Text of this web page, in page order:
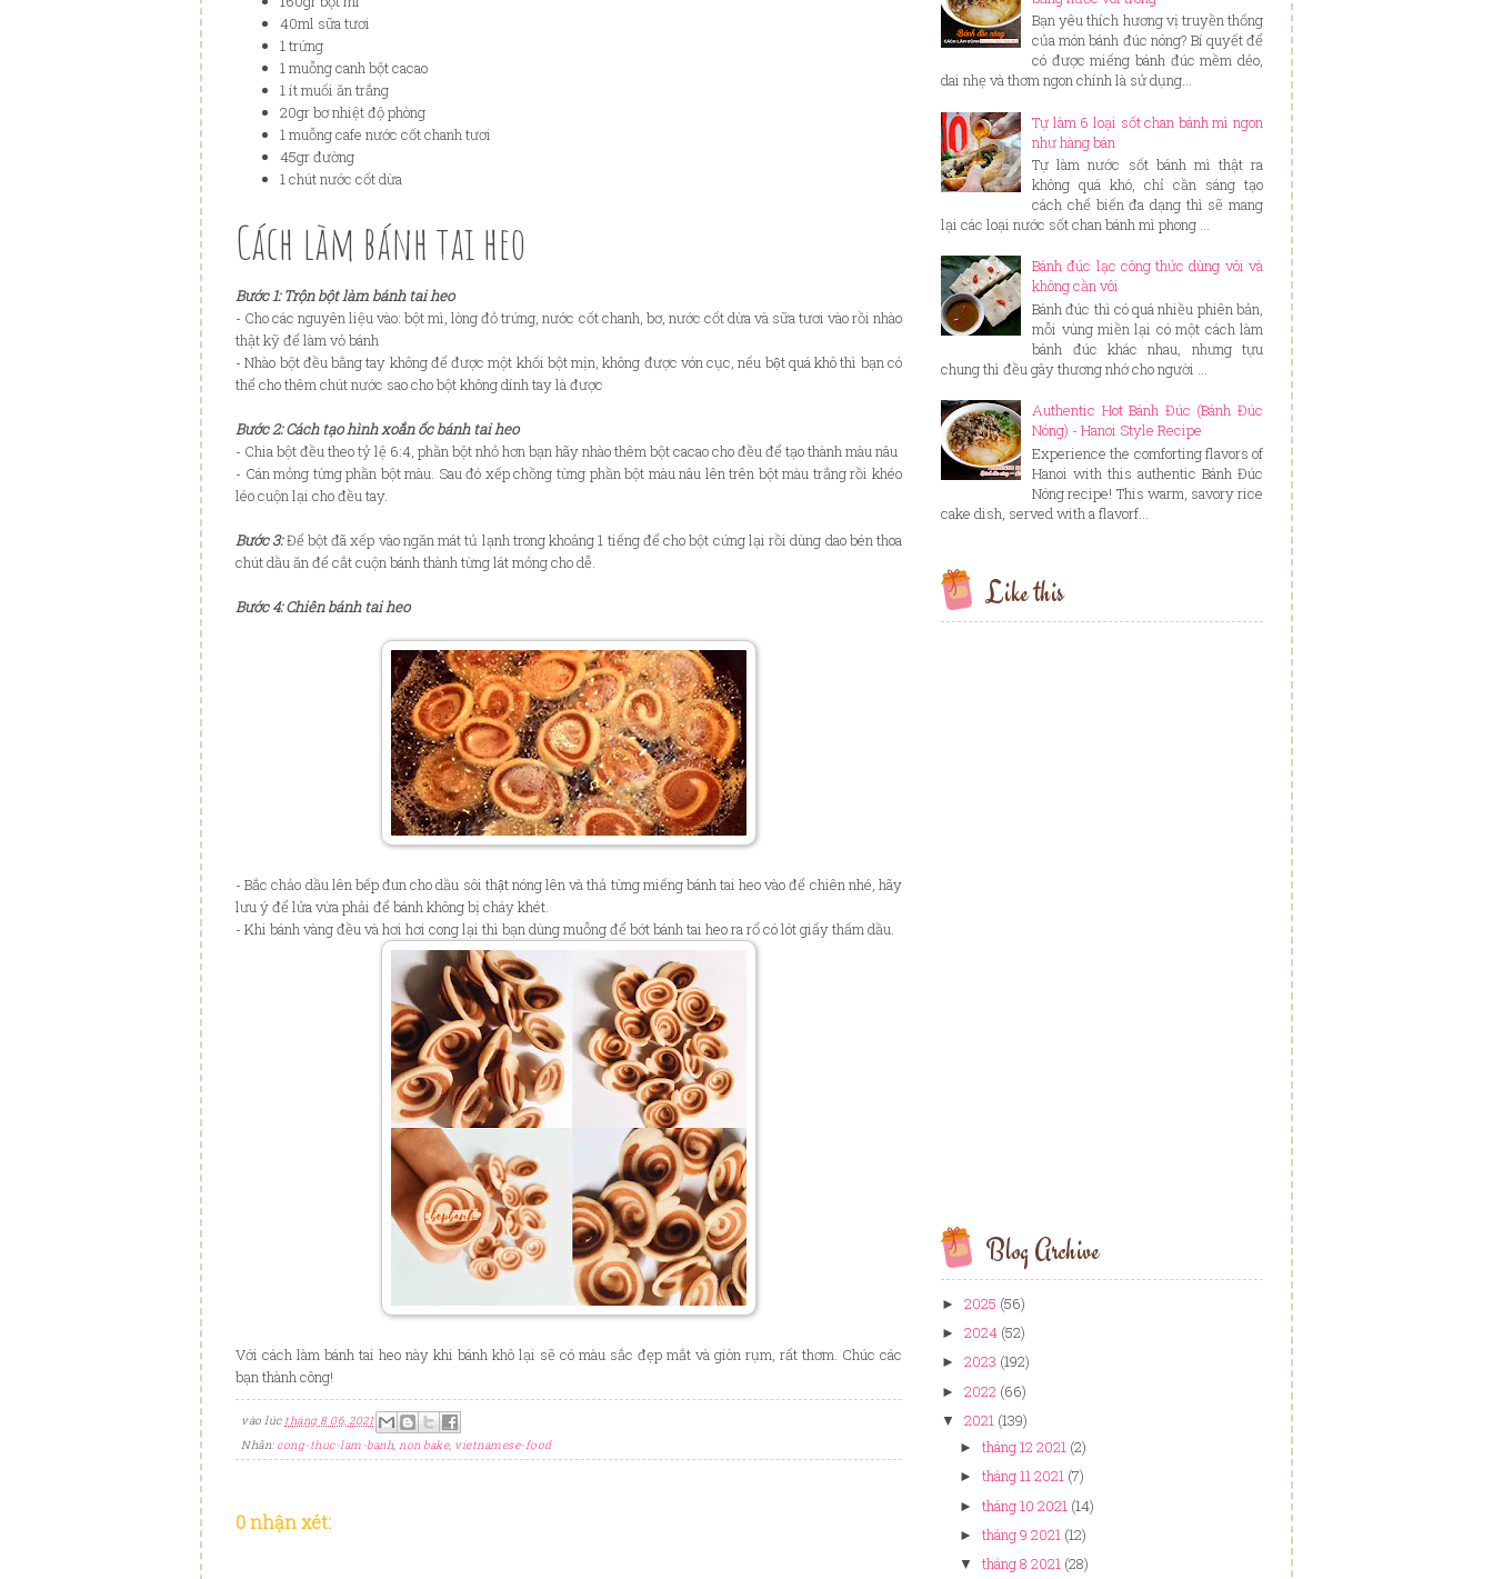
40ml sữa tươi
1 trứng
1 muỗng canh bột cacao
1 ít muối ăn trắng
20gr bơ nhiệt độ phòng
1 muỗng cafe nước cốt chanh tươi
45gr đường
1 chút nước cốt dừa
Cách làm bánh tai heo
Bước 1: Trộn bột làm bánh tai heo
- Cho các nguyên liệu vào: bột mì, lòng đỏ trứng, nước cốt chanh, bơ, nước cốt dừa và sữa tươi vào rồi nhào
thật kỹ để làm vỏ bánh
- Nhào bột đều bằng tay không để được một khối bột mịn, không được vón cục, nếu bột quá khô thì bạn có
thể cho thêm chút nước sao cho bột không dính tay là được
Bước 2: Cách tạo hình xoắn ốc bánh tai heo
- Chia bột đều theo tỷ lệ 6:4, phần bột nhỏ hơn bạn hãy nhào thêm bột cacao cho đều để tạo thành màu nâu
- Cán mỏng từng phần bột màu. Sau đó xếp chồng từng phần bột màu nâu lên trên bột màu trắng rồi khéo
léo cuộn lại cho đều tay.
Bước 3:Để bột đã xếp vào ngăn mát tủ lạnh trong khoảng 1 tiếng để cho bột cứng lại rồi dùng dao bén thoa
chút dầu ăn để cắt cuộn bánh thành từng lát mỏng cho dễ.
Bước 4: Chiên bánh tai heo
- Bắc chảo dầu lên bếp đun cho dầu sôi thật nóng lên và thả từng miếng bánh tai heo vào để chiên nhé, hãy
lưu ý để lửa vừa phải để bánh không bị cháy khét.
- Khi bánh vàng đều và hơi hơi cong lại thì bạn dùng muỗng để bớt bánh tai heo ra rổ có lót giấy thấm dầu.
Với cách làm bánh tai heo này khi bánh khô lại sẽ có màu sắc đẹp mắt và giòn rụm, rất thơm. Chúc các
bạn thành công!
vào lúc tháng 8 06, 2021
Nhãn: cong-thuc-lam-banh, non bake, vietnamese-food
0 nhận xét:
Bạn yêu thích hương vị truyền thống
của món bánh đúc nóng? Bí quyết để
có được miếng bánh đúc mềm dẻo,
dai nhẹ và thơm ngon chính là sử dụng...
Tự làm 6 loại sốt chan bánh mì ngon
như hàng bán
Tự làm nước sốt bánh mì thật ra
không quá khó, chỉ cần sáng tạo
cách chế biến đa dạng thì sẽ mang
lại các loại nước sốt chan bánh mì phong ...
Bánh đúc lạc công thức dùng vôi và
không cần vôi
Bánh đúc thì có quá nhiều phiên bản,
mỗi vùng miền lại có một cách làm
bánh đúc khác nhau, nhưng tựu
chung thì đều gây thương nhớ cho người ...
Authentic Hot Bánh Đúc (Bánh Đúc
Nóng) - Hanoi Style Recipe
Experience the comforting flavors of
Hanoi with this authentic Bánh Đúc
Nóng recipe! This warm, savory rice
cake dish, served with a flavorf...
Like this
Blog Archive
► 2025 (56)
► 2024 (52)
► 2023 (192)
► 2022 (66)
▼ 2021 (139)
► tháng 12 2021 (2)
► tháng 11 2021 (7)
► tháng 10 2021 (14)
► tháng 9 2021 (12)
▼ tháng 8 2021 (28)